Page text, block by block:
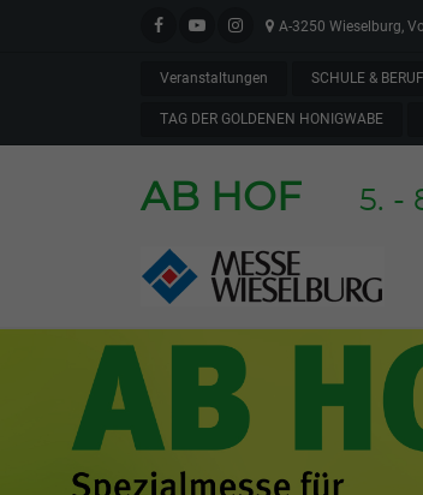
A-3250 Wieselburg,
Veranstaltungen SCHULE & BERUF
TAG DER GOLDENEN HONIGWABE
AB HOF 5. -